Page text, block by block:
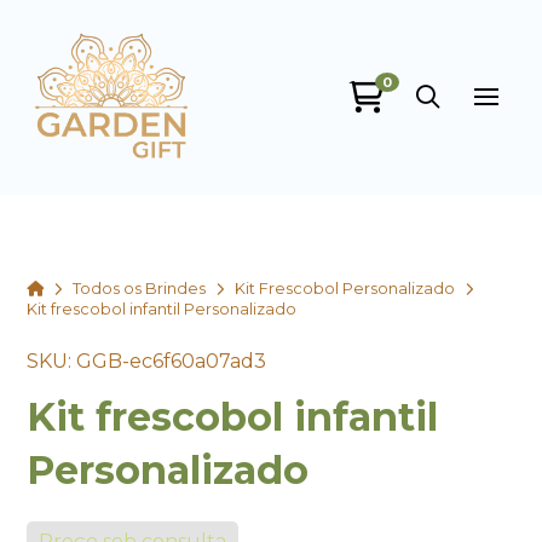
0
HomeTodos os Brindes
Kit Frescobol Personalizado
Kit frescobol infantil Personalizado
SKU: GGB-ec6f60a07ad3
Kit frescobol infantil
Personalizado
Garden Gift
online